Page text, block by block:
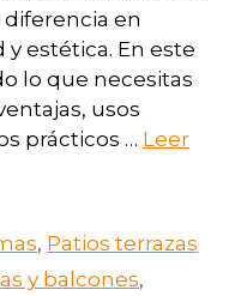
en
estética. En este
lo que necesitas
usos
prácticos … Leer
, Patios terrazas
y balcones,